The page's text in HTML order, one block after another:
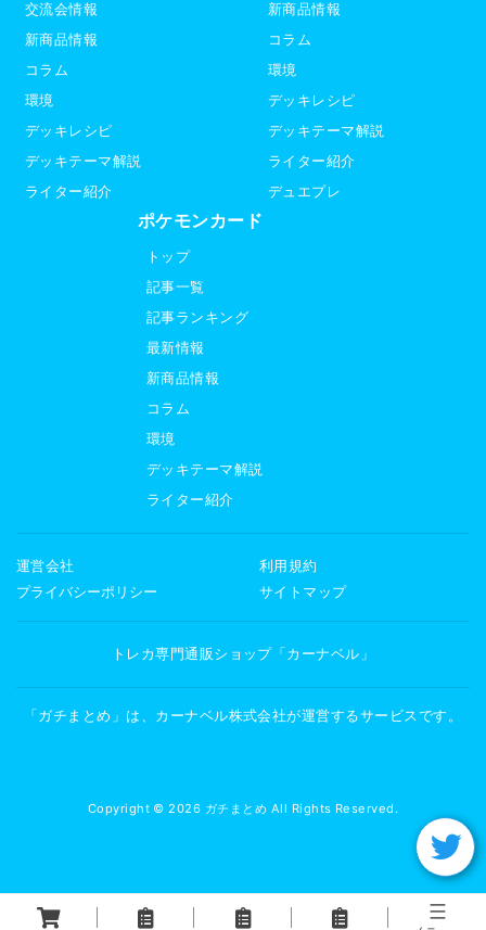
交流会情報
新商品情報
コラム
環境
デッキレシピ
デッキテーマ解説
ライター紹介
新商品情報
コラム
環境
デッキレシピ
デッキテーマ解説
ライター紹介
デュエプレ
ポケモンカード
トップ
記事一覧
記事ランキング
最新情報
新商品情報
コラム
環境
デッキテーマ解説
ライター紹介
運営会社
利用規約
プライバシーポリシー
サイトマップ
トレカ専門通販ショップ「カーナベル」
「ガチまとめ」は、カーナベル株式会社が運営するサービスです。
Copyright © 2026 ガチまとめ All Rights Reserved.